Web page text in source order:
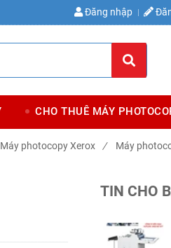
Đăng nhập
CHO THUÊ MÁY
Máy photocopy Xerox / Máy
TIN CHO